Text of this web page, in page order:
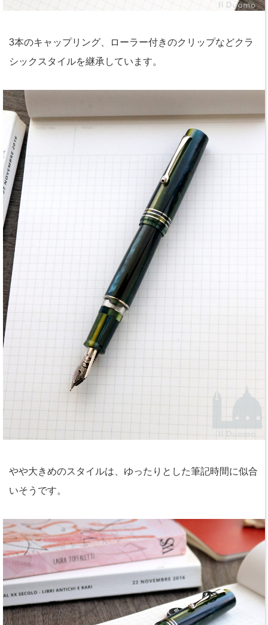
3本のキャップリング、ローラー付きのクリップなどクラ
シックスタイルを継承しています。
やや大きめのスタイルは、ゆったりとした筆記時間に似合
いそうです。